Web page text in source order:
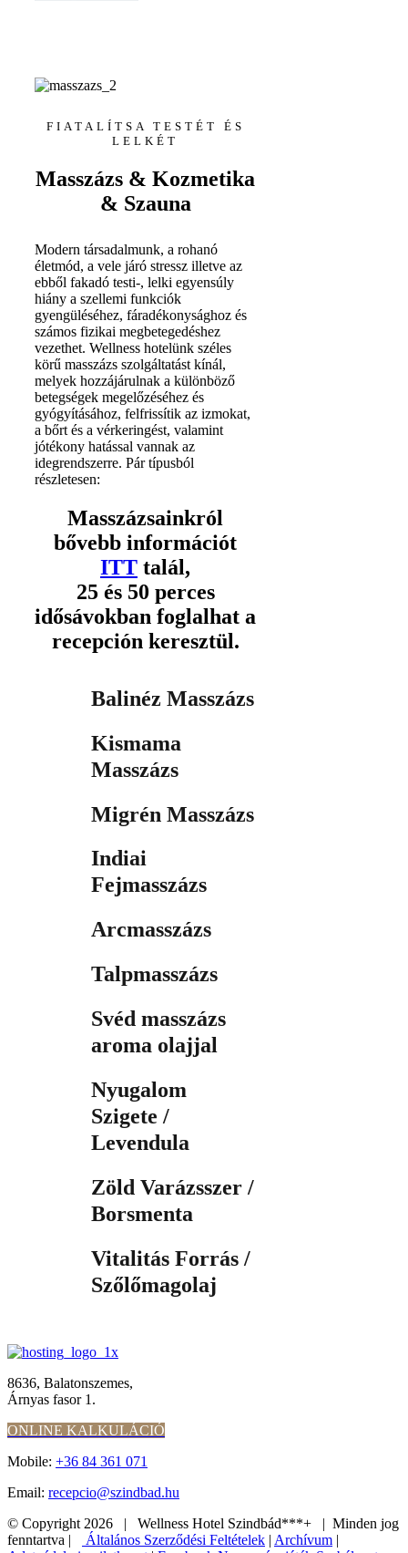
FIATALÍTSA TESTÉT ÉS
LELKÉT
Masszázs & Kozmetika
& Szauna
Modern társadalmunk, a rohanó
életmód, a vele járó stressz illetve az
ebből fakadó testi-, lelki egyensúly
hiány a szellemi funkciók
gyengüléséhez, fáradékonysághoz és
számos fizikai megbetegedéshez
vezethet. Wellness hotelünk széles
körű masszázs szolgáltatást kínál,
melyek hozzájárulnak a különböző
betegségek megelőzéséhez és
gyógyításához, felfrissítik az izmokat,
a bőrt és a vérkeringést, valamint
jótékony hatással vannak az
idegrendszerre. Pár típusból
részletesen:
Masszázsainkról
bővebb információt
ITT talál,
25 és 50 perces
idősávokban foglalhat a
recepción keresztül.
Balinéz Masszázs
Kismama
Masszázs
Migrén Masszázs
Indiai
Fejmasszázs
Arcmasszázs
Talpmasszázs
Svéd masszázs
aroma olajjal
Nyugalom
Szigete /
Levendula
Zöld Varázsszer /
Borsmenta
Vitalitás Forrás /
Szőlőmagolaj
8636, Balatonszemes,
Árnyas fasor 1.
ONLINE KALKULÁCIÓ
Mobile: +36 84 361 071
Email: recepcio@szindbad.hu
© Copyright 2026 | Wellness Hotel Szindbád***+ | Minden jog
fenntartva |
Általános Szerződési Feltételek | Archívum |